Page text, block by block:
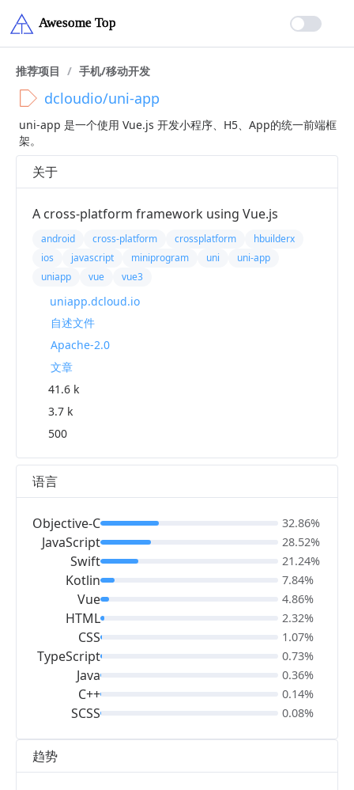
推荐项目 / 手机/移动开发
dcloudio/uni-app
uni-app 是一个使用 Vue.js 开发小程序、H5、App的统一前端框
架。
趋势
关于
A cross-platform framework using Vue.js
android cross-platform crossplatform
hbuilderx
ios
javascript miniprogram uni
uni-app
uniapp
vue vue3
uniapp.dcloud.io
自述文件
Apache-2.0
文章
41.6 k
3.7 k
500
语言
Objective-C
JavaScript
Swift
Kotlin
Vue
HTML
CSS
TypeScript
Java
C++
SCSS
32.86%
28.52%
21.24%
7.84%
4.86%
2.32%
1.07%
0.73%
0.36%
0.14%
0.08%